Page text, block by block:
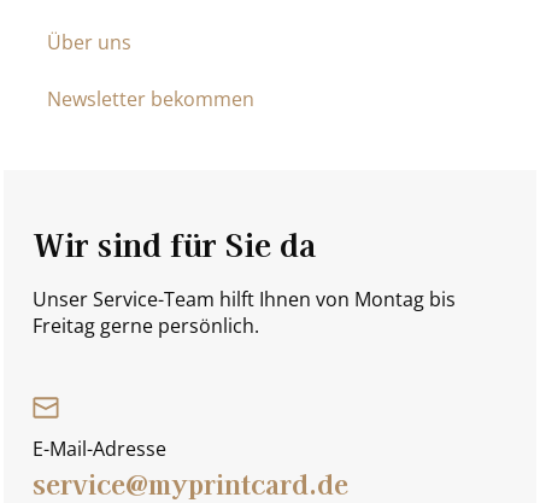
Über uns
Newsletter bekommen
Wir sind für Sie da
Unser Service-Team hilft Ihnen von Montag bis
Freitag gerne persönlich.
E-Mail-Adresse
service@myprintcard.de